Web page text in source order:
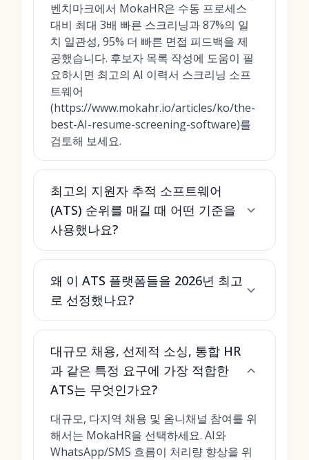
벤치마크에서 MokaHR은 수동 프로세스
대비 최대 3배 빠른 스크리닝과 87%의 일
치 일관성, 95% 더 빠른 면접 피드백을 제
공했습니다. 후보자 목록 작성에 도움이 필
요하시면 최고의 AI 이력서 스크리닝 소프
트웨어
(https://www.mokahr.io/articles/ko/the-
best-AI-resume-screening-software)를
검토해 보세요.
최고의 지원자 추적 소프트웨어
(ATS) 순위를 매길 때 어떤 기준을
사용했나요?
왜 이 ATS 플랫폼들을 2026년 최고
로 선정했나요?
대규모 채용, 선제적 소싱, 통합 HR
과 같은 특정 요구에 가장 적합한
ATS는 무엇인가요?
대규모, 다지역 채용 및 옴니채널 참여를 위
해서는 MokaHR을 선택하세요. AI와
WhatsApp/SMS 흐름이 처리량 향상을 위